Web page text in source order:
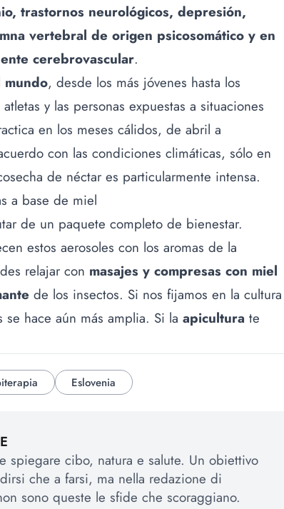
trastornos neurológicos, depresión,
vertebral de origen psicosomático y en
cerebrovascular.
mundo, desde los más jóvenes hasta los
y las personas expuestas a situaciones
en los meses cálidos, de abril a
con las condiciones climáticas, sólo en
de néctar es particularmente intensa.
a base de miel
de un paquete completo de bienestar.
estos aerosoles con los aromas de la
relajar con masajes y compresas con miel
de los insectos. Si nos fijamos en la cultura
hace aún más amplia. Si la apicultura te
Eslovenia
spiegare cibo, natura e salute. Un obiettivo
che a farsi, ma nella redazione di
sono queste le sfide che scoraggiano.